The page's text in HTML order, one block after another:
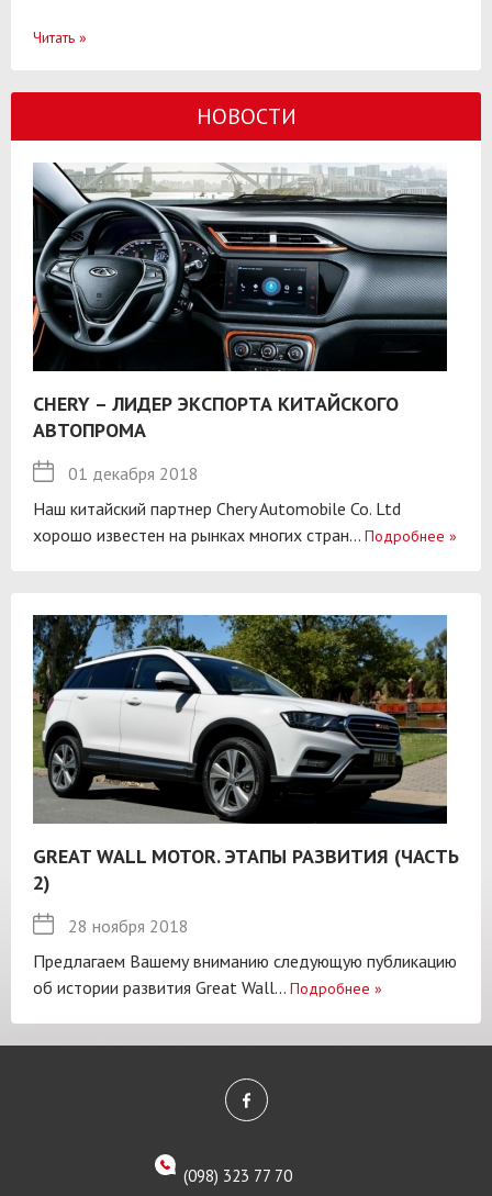
Читать »
НОВОСТИ
CHERY – ЛИДЕР ЭКСПОРТА КИТАЙСКОГО
АВТОПРОМА
01 декабря 2018
Наш китайский партнер Chery Automobile Co. Ltd
хорошо известен на рынках многих стран... Подробнее »
GREAT WALL MOTOR. ЭТАПЫ РАЗВИТИЯ (ЧАСТЬ
2)
28 ноября 2018
Предлагаем Вашему вниманию следующую публикацию
об истории развития Great Wall... Подробнее »
(098) 323 77 70